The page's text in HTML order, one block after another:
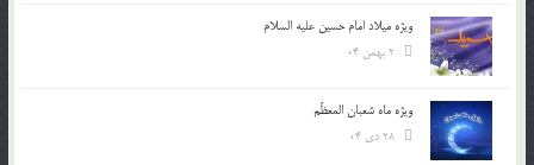
ویژه میلاد امام حسین علیه السلام
ویژه ماه شعبان المعظّم